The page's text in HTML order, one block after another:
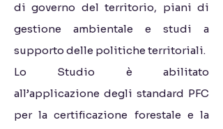
di governo del territorio, piani di
gestione ambientale e studi a
supporto delle politiche territoriali.
Lo Studio è abilitato
all’applicazione degli standard PFC
per la certificazione forestale e la